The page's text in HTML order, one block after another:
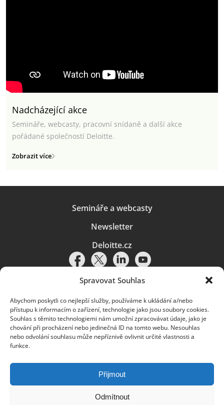
Spravovat Souhlas
Abychom poskytli co nejlepší služby, používáme k ukládání a/nebo
přístupu k informacím o zařízení, technologie jako jsou soubory cookies.
Souhlas s těmito technologiemi nám umožní zpracovávat údaje, jako je
chování při procházení nebo jedinečná ID na tomto webu. Nesouhlas
nebo odvolání souhlasu může nepříznivě ovlivnit určité vlastnosti a
funkce.
Přijmout
Odmítnout
Nadcházející akce
Semináře, webcasty, pracovní snídaně a další akce
pořádané společností Deloitte.
Zobrazit více
Semináře a webcasty
Newsletter
Deloitte.cz
Pravidla používání|Ochrana osobních údajů|Soubory cookies |
Deloitte.cz
© 2026. Více informací najdete vPravidlech používání.
Deloitte označuje jednu či více společností globální sítě členských
a přidružené subjekty (souhrnně „organizace Deloitte“). Společnost DTTL
(rovněž označovaná jako „Deloitte Global“) a každá z jejích členských
společností a jejich přidružených subjektů je samostatným a nezávislým
právním subjektem, který není oprávněn zavazovat nebo přijímat závazky
za jinou z těchto členských společností a jejich přidružených subjektů ve